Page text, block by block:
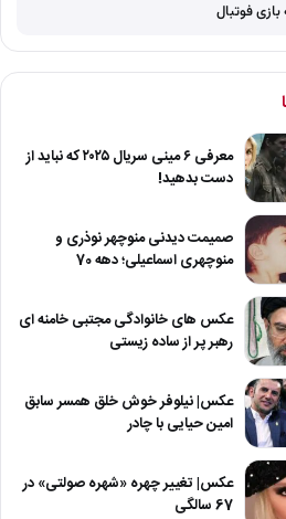
فوتبال
معرفی ۶ مینی سریال ۲۰۲۵ که نباید از
دست بدهید!
صمیمت دیدنی منوچهر نوذری و
منوچهری اسماعیلی؛ دهه 70
عکس های خانوادگی مجتبی خامنه ای
رهبر پر از ساده زیستی
عکس| نیلوفر خوش خلق همسر سابق
امین حیایی با چادر
عکس| تغییر چهره «شهره صولتی» در
67 سالگی